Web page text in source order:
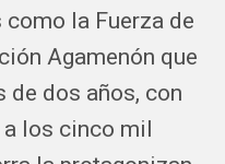
la Fuerza de
Agamenón que
de dos años, con
a los cinco mil